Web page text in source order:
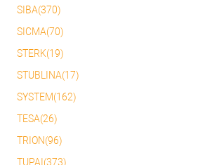
SIBA(370)
SICMA(70)
STERK(19)
STUBLINA(17)
SYSTEM(162)
TESA(26)
TRION(96)
TUPAI(373)